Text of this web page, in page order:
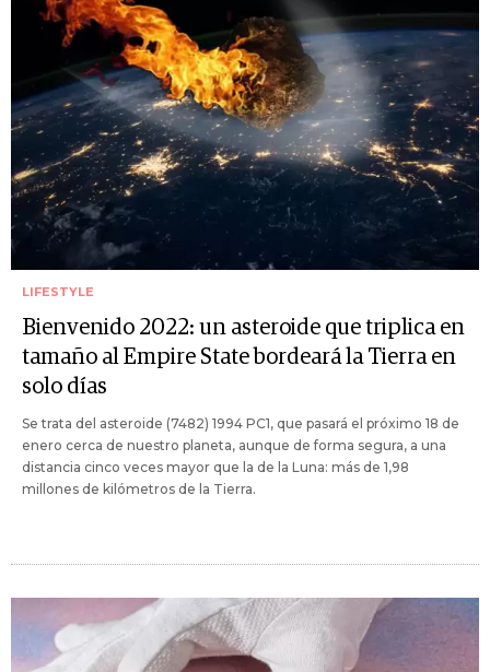
LIFESTYLE
Bienvenido 2022: un asteroide que triplica en
tamaño al Empire State bordeará la Tierra en
solo días
Se trata del asteroide (7482) 1994 PC1, que pasará el próximo 18 de
enero cerca de nuestro planeta, aunque de forma segura, a una
distancia cinco veces mayor que la de la Luna: más de 1,98
millones de kilómetros de la Tierra.